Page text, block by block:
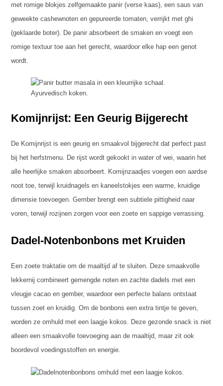
met romige blokjes zelfgemaakte panir (verse kaas), een saus van
geweekte cashewnoten en gepureerde tomaten, verrijkt met ghi
(geklaarde boter). De panir absorbeert de smaken en voegt een
romige textuur toe aan het gerecht, waardoor elke hap een genot
wordt.
Komijnrijst: Een Geurig Bijgerecht
De Komijnrijst is een geurig en smaakvol bijgerecht dat perfect past
bij het herfstmenu. De rijst wordt gekookt in water of wei, waarin het
alle heerlijke smaken absorbeert. Komijnzaadjes voegen een aardse
noot toe, terwijl kruidnagels en kaneelstokjes een warme, kruidige
dimensie toevoegen. Gember brengt een subtiele pittigheid naar
voren, terwijl rozijnen zorgen voor een zoete en sappige verrassing.
Dadel-Notenbonbons met Kruiden
Een zoete traktatie om de maaltijd af te sluiten. Deze smaakvolle
lekkernij combineert gemengde noten en zachte dadels met een
vleugje cacao en gember, waardoor een perfecte balans ontstaat
tussen zoet en kruidig. Om de bonbons een extra tintje te geven,
worden ze omhuld met een laagje kokos. Deze gezonde snack is niet
alleen een smaakvolle toevoeging aan de maaltijd, maar zit ook
boordevol voedingsstoffen en energie.